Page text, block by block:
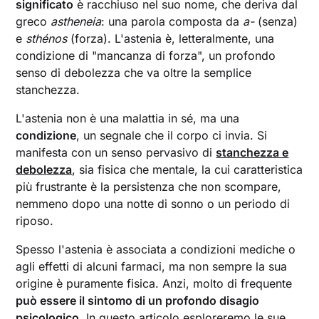
significato è racchiuso nel suo nome, che deriva dal
greco astheneia: una parola composta da a-(senza)
e sthénos(forza). L'astenia è, letteralmente, una
condizione di "mancanza di forza", un profondo
senso di debolezza che va oltre la semplice
stanchezza.
L'astenia non è una malattia in sé, ma una
condizione, un segnale che il corpo ci invia. Si
manifesta con un senso pervasivo di stanchezza e
debolezza, sia fisica che mentale, la cui caratteristica
più frustrante è la persistenza che non scompare,
nemmeno dopo una notte di sonno o un periodo di
riposo.
Spesso l'astenia è associata a condizioni mediche o
agli effetti di alcuni farmaci, ma non sempre la sua
origine è puramente fisica. Anzi, molto di frequente
può essere il sintomo di un profondo disagio